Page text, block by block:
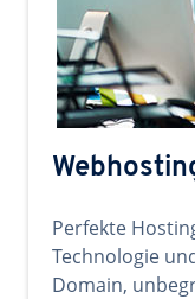
Perfekte
Technologie
Domain,